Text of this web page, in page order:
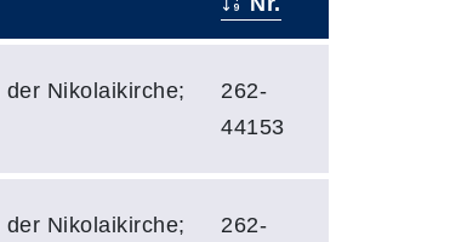
Nikolaikirche;
262-
44153
Nikolaikirche;
262-